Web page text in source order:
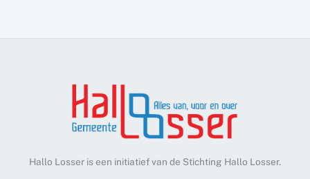
Hallo Losser is een initiatief van de Stichting Hallo Losser.